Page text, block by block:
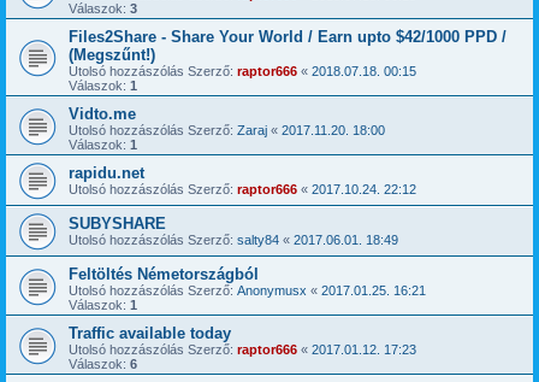
Válaszok: 3
Files2Share - Share Your World / Earn upto $42/1000 PPD /
(Megszűnt!)
Utolsó hozzászólás Szerző: raptor666 « 2018.07.18. 00:15
Válaszok: 1
Vidto.me
Utolsó hozzászólás Szerző: Zaraj « 2017.11.20. 18:00
Válaszok: 1
rapidu.net
Utolsó hozzászólás Szerző: raptor666 « 2017.10.24. 22:12
SUBYSHARE
Utolsó hozzászólás Szerző: salty84 « 2017.06.01. 18:49
Feltöltés Németországból
Utolsó hozzászólás Szerző: Anonymusx « 2017.01.25. 16:21
Válaszok: 1
Traffic available today
Utolsó hozzászólás Szerző: raptor666 « 2017.01.12. 17:23
Válaszok: 6